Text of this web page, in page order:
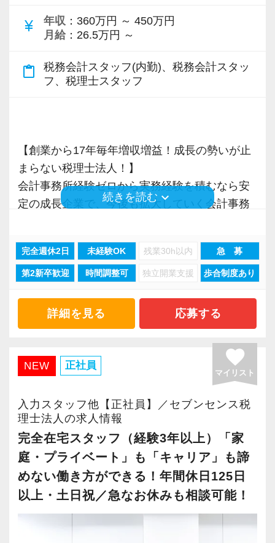
お客様から「こうしたい」という理想をいただ
いたら、それを一緒になって実現するために大
ます。ご紹介案件が7割を超えているのも、そう
今後もお客様に満足していただけるようにスキ
ルの向上を目指し、税務のプロとして高い信頼
を獲得していきます。
お客様から信頼され、心の通ったサービスを提
【目指すは“大家族のような会社”明るく楽しく一
「こんな明るい事務所ははじめて」と言われる
ほど、仲が良くて明るいのが当社の特徴です。
実践型インターンは成⻑性を重視していて、や
りがいを持てることとステップアップできるこ
とを第一に考えています。
方、お待ちしています！
【実務型研修・教育制度充実！学生の間に、こ
れからの会計業界で生き残るために必要な専門
性を磨けます】
会計業界はいずれコンピューターやAIに取って
変わられる職業と言われています。
専門Webサイトを10サイト以上運営しており、
各オフィスに国税OB税理士が在籍しているの
で、税務調査にも精通しています。
お手伝いできる業務は数多く存在しています。
そのため、全拠点でスタッフの増員に力を入れ
ており、さらなるサービス品質の向上を目指し
ています。
また、職場環境の改善に積極的に取り組む企業
に対して認証される「社労士診断認証制度」を
取得しました。
「職場環境改善宣言企業」と「経営労務診断実
施企業」の認定を受け、今後も社員が働きやす
長く安心して働ける環境を用意してお待ちして
おりますので、当社で将来の不安なく働いてみ
【柏の事務所はこんなオフィスです】
昨年2022年12月にオープンした新しいオフィス
です。
柏駅東口から徒歩4分のアクセスで、地場のお客
様が多いという特徴があります。
現在は増員にも力を入れ拡大を続けているた
currency_yen 年収 ：360万円 ～ 450万円
月給 ：26.5万円 ～
content_paste
税務会計スタッフ(内勤)、税務会計スタッ
フ、税理士スタッフ
【創業から17年毎年増収増益！成長の勢いが止
まらない税理士法人！】
会計事務所経験ゼロから実務経験を積むなら安
定の成長企業で、今後も拡大していく会計事務
現在当社では「渋谷」「新宿」「錦糸町」
「柏」「横浜」「大阪」の６拠点を展開してい
2021年6月に「渋谷オフィス」を新設し、その
後「新宿オフィス」「大阪オフィス」「錦糸町
さらに2022年12月には「柏オフィス」を開設
し、2025年には大阪オフィスを増床するなど、
事業拡大を続けています。
安定性抜群の環境で自己成長を実現できます。
社員の持つ「やる・やりたい」という気持ちを
大事にしているため、資格を持っていなくて
も、スピーディーなキャリアアップが可能で
続きを読む keyboard_arrow_down
完全週休2日 未経験OK 残業30h以内 急 募
第2新卒歓迎 時間調整可 独立開業支援 歩合制度あり
詳細を見る 応募する
NEW 正社員 favorite
マイリスト
入力スタッフ他【正社員】／セブンセンス税
理士法人の求人情報
完全在宅スタッフ（経験3年以上）「家
庭・プライベート」も「キャリア」も諦
めない働き方ができる！年間休日125日
以上・土日祝／急なお休みも相談可能！